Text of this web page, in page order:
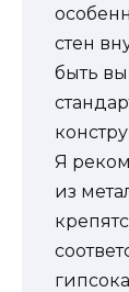
стен
быть
Я
из